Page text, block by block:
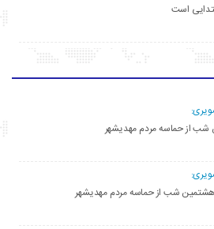
است
شب از حماسه مردم مهدیشهر
شب از حماسه مردم مهدیشهر